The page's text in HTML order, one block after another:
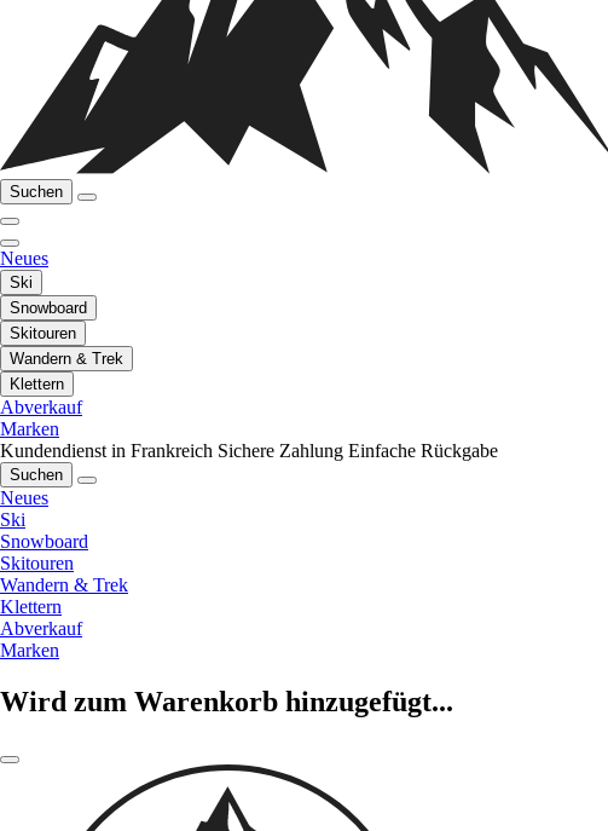
Suchen
Neues
Ski
Snowboard
Skitouren
Wandern & Trek
Klettern
Abverkauf
Marken
Kundendienst in Frankreich Sichere Zahlung Einfache Rückgabe
Suchen
Neues
Ski
Snowboard
Skitouren
Wandern & Trek
Klettern
Abverkauf
Marken
Wird zum Warenkorb hinzugefügt...